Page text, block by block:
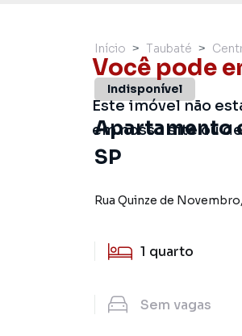
Você pode
Este imóvel não
em nosso site ou
Início Taubaté
Indisponível
Apartamento
SP
Rua Quinze de Novembro,
1 quarto
Sem vagas